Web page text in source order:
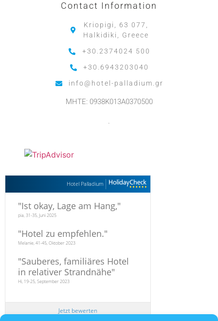
Contact Information
Kriopigi, 63 077,
Halkidiki, Greece
+30.2374024 500
+30.6943203040
info@hotel-palladium.gr
MHTE: 0938K013A0370500
.
Hotel Palladium
"Ist okay, Lage am Hang,"
pia, 31-35, Juni 2025
"Hotel zu empfehlen."
Melanie, 41-45, Oktober 2023
"Sauberes, familiäres Hotel
in relativer Strandnähe"
Hi, 19-25, September 2023
Jetzt bewerten